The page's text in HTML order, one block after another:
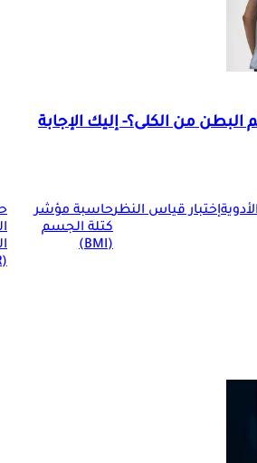
البطن من الكلى؟- إليك الإجابة
إختبار قياس النظرحاسبة مؤشر
كتلة الجسم
(BMI)
(BMR)